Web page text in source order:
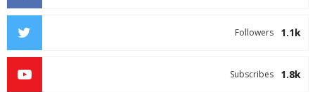
1.1k
Followers
1.8k
Subscribes